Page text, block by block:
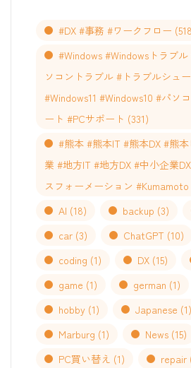
#DX #事務 #ワークフロー
#Windows #Windowsトラブ
ソコントラブル #トラブルシュ
#Windows11 #Windows10 #パソ
ート #PCサポート (331)
#熊本 #熊本IT #熊本DX #熊
業 #地方IT #地方DX #中小企業
スフォーメーション #Kumamoto
AI (18) backup (3)
car (3) ChatGPT (10)
coding (1) DX (15)
game (1) german (1)
hobby (1) Japanese (1)
Marburg (1) News (15)
PC買い替え (1) repair